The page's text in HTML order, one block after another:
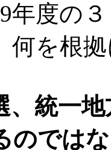
年度の
何を根
、統一
のでは